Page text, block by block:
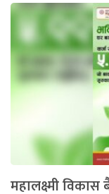
महालक्ष्मी विकास